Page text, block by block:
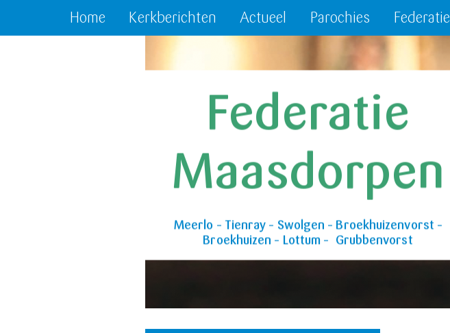
Home Kerkberichten Actueel Parochies Federatie
Federatie
Maasdorpen
Meerlo – Tienray – Swolgen – Broekhuizenvorst –
Broekhuizen – Lottum – Grubbenvorst